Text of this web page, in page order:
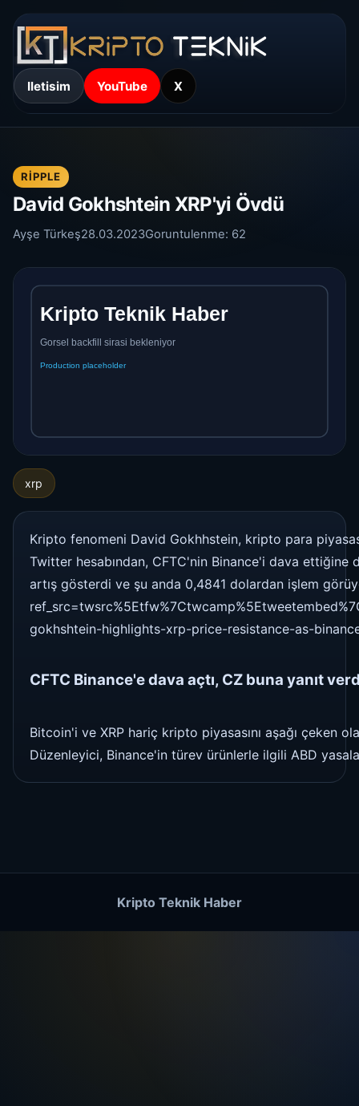
Iletisim YouTube X
RIPPLE
David Gokhshtein XRP'yi Övdü
Ayşe Türkeş28.03.2023Goruntulenme: 62
xrp
Kripto fenomeni David Gokhhstein, kripto para
Twitter hesabından, CFTC'nin Binance'i dava
artış gösterdi ve şu anda 0,4841 dolardan işlem
gokhshtein-highlights-xrp-price-resistance-as-
CFTC Binance'e dava açtı, CZ buna yanıt
Bitcoin'i ve XRP hariç kripto piyasasını aşağı çeken
Düzenleyici, Binance'in türev ürünlerle ilgili ABD
Kripto Teknik Haber